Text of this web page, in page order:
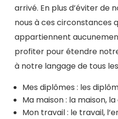
arrivé. En plus d’éviter de
nous à ces circonstances
appartiennent
profiter pour étendre
à notre langage de tous
Mes diplômes : les
Ma maison : la maison,
Mon travail : le travail,